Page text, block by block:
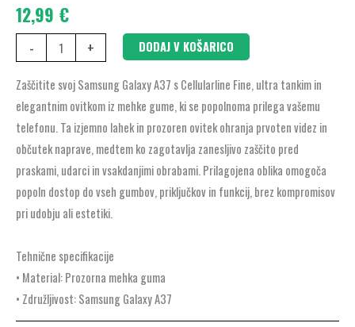
12,99 €
-
-
Prozoren
količina
+ DODAJ V KOŠARICO
Zaščitite svoj Samsung Galaxy A37 s Cellularline Fine, ultra tankim in
elegantnim ovitkom iz mehke gume, ki se popolnoma prilega vašemu
telefonu. Ta izjemno lahek in prozoren ovitek ohranja prvoten videz in
občutek naprave, medtem ko zagotavlja zanesljivo zaščito pred
praskami, udarci in vsakdanjimi obrabami. Prilagojena oblika omogoča
popoln dostop do vseh gumbov, priključkov in funkcij, brez kompromisov
pri udobju ali estetiki.
Tehnične specifikacije
• Material: Prozorna mehka guma
• Združljivost: Samsung Galaxy A37